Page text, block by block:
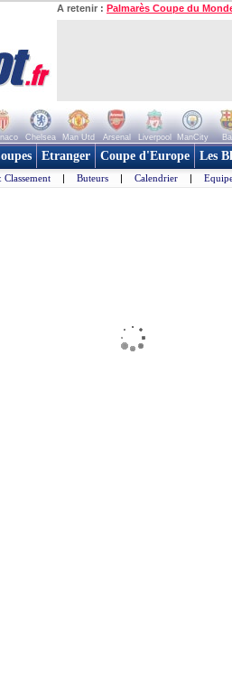
A retenir : Palmarès Coupe du
Chelsea Man Utd Arsenal Liverpool ManCity
Etranger Coupe d'Europe Les
Classement | Buteurs | Calendrier |